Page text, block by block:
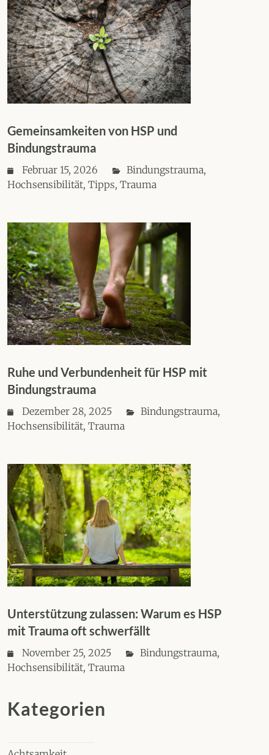
Gemeinsamkeiten von HSP und
Bindungstrauma
Februar 15, 2026 Bindungstrauma,
Hochsensibilität, Tipps, Trauma
Ruhe und Verbundenheit für HSP mit
Bindungstrauma
Dezember 28, 2025 Bindungstrauma,
Hochsensibilität, Trauma
Unterstützung zulassen: Warum es HSP
mit Trauma oft schwerfällt
November 25, 2025 Bindungstrauma,
Hochsensibilität, Trauma
Kategorien